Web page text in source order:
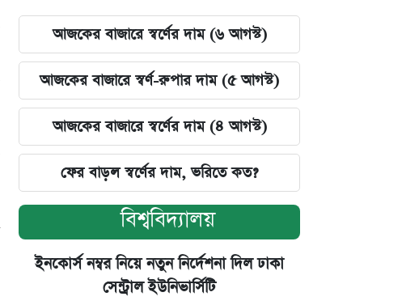
আজকের বাজারে স্বর্ণের দাম (৬ আগস্ট)
আজকের বাজারে স্বর্ণ-রুপার দাম (৫ আগস্ট)
আজকের বাজারে স্বর্ণের দাম (৪ আগস্ট)
ফের বাড়ল স্বর্ণের দাম, ভরিতে কত?
বিশ্ববিদ্যালয়
ইনকোর্স নম্বর নিয়ে নতুন নির্দেশনা দিল ঢাকা
সেন্ট্রাল ইউনিভার্সিটি